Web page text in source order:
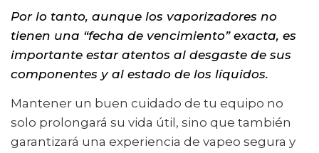
Por lo tanto, aunque los vaporizadores no
tienen una “fecha de vencimiento” exacta, es
importante estar atentos al desgaste de sus
componentes y al estado de los líquidos.
Mantener un buen cuidado de tu equipo no
solo prolongará su vida útil, sino que también
garantizará una experiencia de vapeo segura y